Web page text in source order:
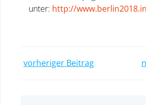
unter: http://
Post
vorheriger Beitrag